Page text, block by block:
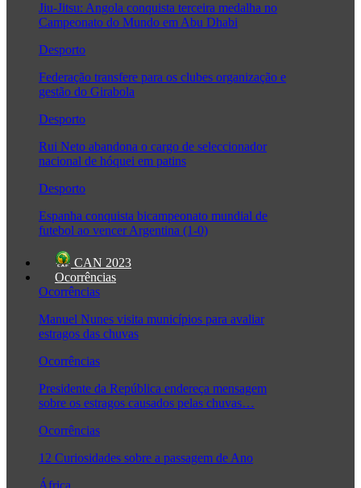
Jiu-Jitsu: Angola conquista terceira medalha no
Campeonato do Mundo em Abu Dhabi
Desporto
Federação transfere para os clubes organização e
gestão do Girabola
Desporto
Rui Neto abandona o cargo de seleccionador
nacional de hóquei em patins
Desporto
Espanha conquista bicampeonato mundial de
futebol ao vencer Argentina (1-0)
CAN 2023
Ocorrências
Ocorrências
Manuel Nunes visita municípios para avaliar
estragos das chuvas
Ocorrências
Presidente da República endereça mensagem
sobre os estragos causados pelas chuvas…
Ocorrências
12 Curiosidades sobre a passagem de Ano
África